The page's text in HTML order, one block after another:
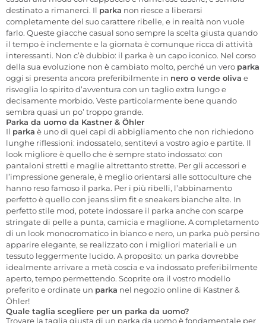
destinato a rimanerci. Il parka non riesce a liberarsi
completamente del suo carattere ribelle, e in realtà non vuole
farlo. Queste giacche casual sono sempre la scelta giusta quando
il tempo è inclemente e la giornata è comunque ricca di attività
interessanti. Non c’è dubbio: il parka è un capo iconico. Nel corso
della sua evoluzione non è cambiato molto, perché un vero parka
oggi si presenta ancora preferibilmente in nero o verde oliva e
risveglia lo spirito d’avventura con un taglio extra lungo e
decisamente morbido. Veste particolarmente bene quando
sembra quasi un po’ troppo grande.
Parka da uomo da Kastner & Öhler
Il parka è uno di quei capi di abbigliamento che non richiedono
lunghe riflessioni: indossatelo, sentitevi a vostro agio e partite. Il
look migliore è quello che è sempre stato indossato: con
pantaloni stretti e maglie altrettanto strette. Per gli accessori e
l’impressione generale, è meglio orientarsi alle sottoculture che
hanno reso famoso il parka. Per i più ribelli, l’abbinamento
perfetto è quello con jeans slim fit e sneakers bianche alte. In
perfetto stile mod, potete indossare il parka anche con scarpe
stringate di pelle a punta, camicia e maglione. A completamento
di un look monocromatico in bianco e nero, un parka può persino
apparire elegante, se realizzato con i migliori materiali e un
tessuto leggermente lucido. A proposito: un parka dovrebbe
idealmente arrivare a metà coscia e va indossato preferibilmente
aperto, tempo permettendo. Scoprite ora il vostro modello
preferito e ordinate un parka nel negozio online di Kastner &
Öhler!
Quale taglia scegliere per un parka da uomo?
Trovare la taglia giusta di un parka da uomo è fondamentale per